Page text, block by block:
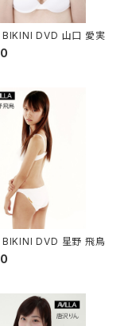
DVD 山口 愛実
WHITE BIKINI DVD 星野 飛鳥